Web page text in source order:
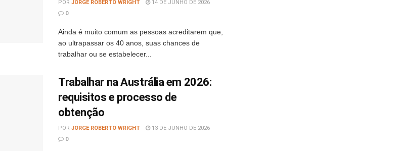
POR JORGE ROBERTO WRIGHT
14 DE JUNHO DE 2026
0
Ainda é muito comum as pessoas acreditarem que,
ao ultrapassar os 40 anos, suas chances de
trabalhar ou se estabelecer...
Trabalhar na Austrália em 2026:
requisitos e processo de
obtenção
POR JORGE ROBERTO WRIGHT
13 DE JUNHO DE 2026
0